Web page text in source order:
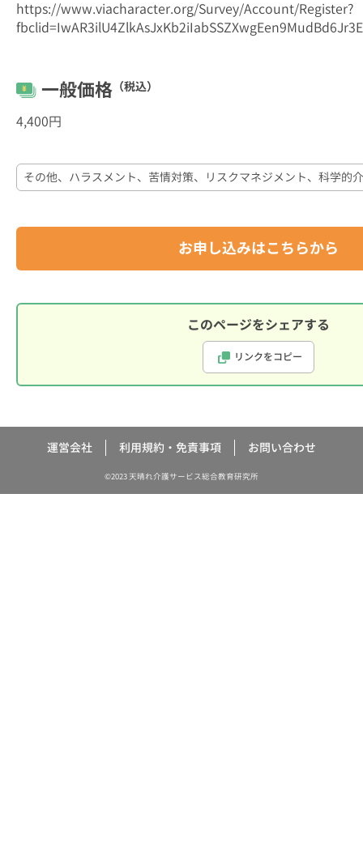
https://www.viacharacter.org/Survey/Account/Register?
一般価格 （税込）
4,400円
その他、ハラスメント、苦情対策、リスクマネジメント、科学的
研修
お申し込みはこちらから
このページをシェアする
リンクをコピー
運営会社 利用規約・免責事項 お問い合わせ
©2023 天晴れ介護サービス総合教育研究所